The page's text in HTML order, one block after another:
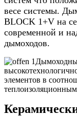
весе системы.
BLOCK 1+V на
современной и
дымоходов.
элементов в